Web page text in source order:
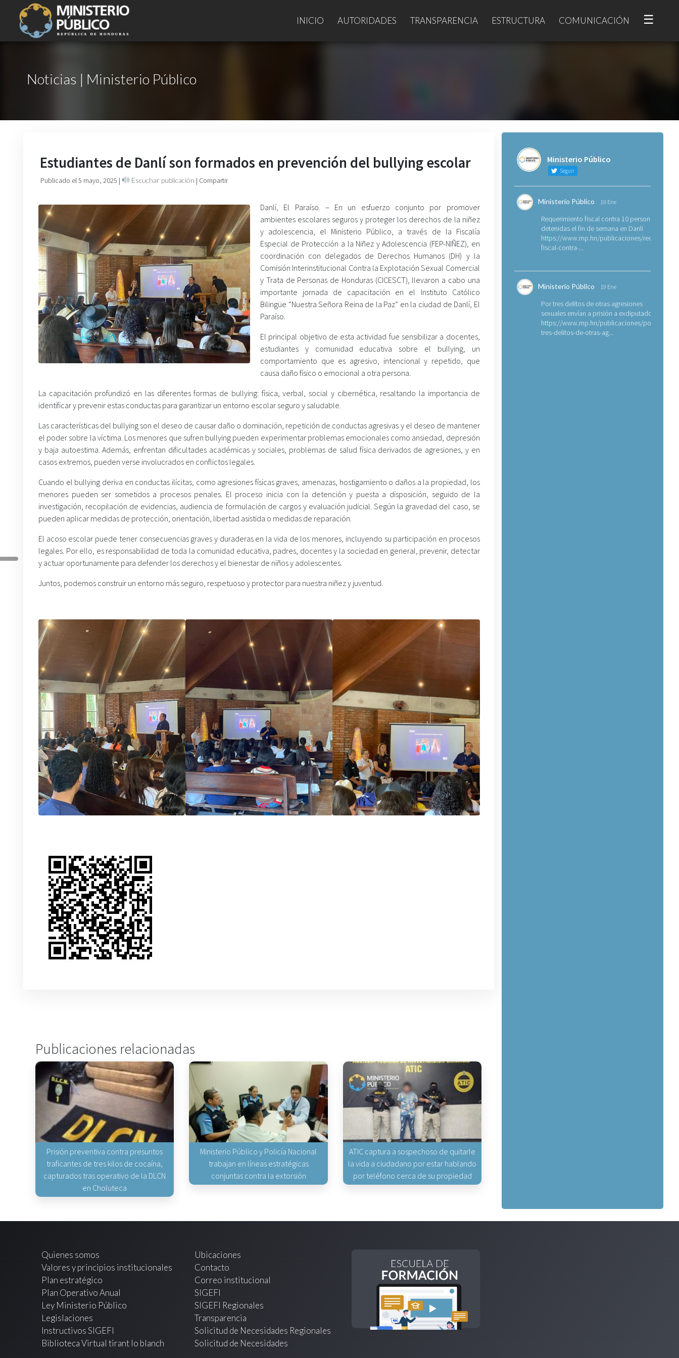
INICIO AUTORIDADES TRANSPARENCIA ESTRUCTURA COMUNICACIÓN ☰
Noticias | Ministerio Público
Estudiantes de Danlí son formados en prevención del bullying escolar
Publicado el 5 mayo, 2025 | Escuchar publicación | Compartir
Danlí, El Paraíso. – En un esfuerzo conjunto por promover
ambientes escolares seguros y proteger los derechos de la niñez
y adolescencia, el Ministerio Público, a través de la Fiscalía
Especial de Protección a la Niñez y Adolescencia (FEP-NIÑEZ), en
coordinación con delegados de Derechos Humanos (DH) y la
Comisión Interinstitucional Contra la Explotación Sexual Comercial
y Trata de Personas de Honduras (CICESCT), llevaron a cabo una
importante jornada de capacitación en el Instituto Católico
Bilingüe “Nuestra Señora Reina de la Paz” en la ciudad de Danlí, El
Paraíso.
El principal objetivo de esta actividad fue sensibilizar a docentes,
estudiantes y comunidad educativa sobre el bullying, un
comportamiento que es agresivo, intencional y repetido, que
causa daño físico o emocional a otra persona.
La capacitación profundizó en las diferentes formas de bullying: física, verbal, social y cibernética, resaltando la importancia de
identificar y prevenir estas conductas para garantizar un entorno escolar seguro y saludable.
Las características del bullying son el deseo de causar daño o dominación, repetición de conductas agresivas y el deseo de mantener
el poder sobre la víctima. Los menores que sufren bullying pueden experimentar problemas emocionales como ansiedad, depresión
y baja autoestima. Además, enfrentan dificultades académicas y sociales, problemas de salud física derivados de agresiones, y en
casos extremos, pueden verse involucrados en conflictos legales.
Cuando el bullying deriva en conductas ilícitas, como agresiones físicas graves, amenazas, hostigamiento o daños a la propiedad, los
menores pueden ser sometidos a procesos penales. El proceso inicia con la detención y puesta a disposición, seguido de la
investigación, recopilación de evidencias, audiencia de formulación de cargos y evaluación judicial. Según la gravedad del caso, se
pueden aplicar medidas de protección, orientación, libertad asistida o medidas de reparación.
El acoso escolar puede tener consecuencias graves y duraderas en la vida de los menores, incluyendo su participación en procesos
legales. Por ello, es responsabilidad de toda la comunidad educativa, padres, docentes y la sociedad en general, prevenir, detectar
y actuar oportunamente para defender los derechos y el bienestar de niños y adolescentes.
Juntos, podemos construir un entorno más seguro, respetuoso y protector para nuestra niñez y juventud.
Publicaciones relacionadas
Prisión preventiva contra presuntos
traficantes de tres kilos de cocaína,
capturados tras operativo de la DLCN
en Choluteca
Ministerio Público y Policía Nacional
trabajan en líneas estratégicas
conjuntas contra la extorsión
ATIC captura a sospechoso de quitarle
la vida a ciudadano por estar hablando
por teléfono cerca de su propiedad
Ministerio Público
Seguir
Ministerio Público 19 Ene
Requerimiento fiscal contra 10 personas
detenidas el fin de semana en Danlí
https://www.mp.hn/publicaciones/
fiscal-contra-...
Ministerio Público 19 Ene
Por tres delitos de otras agresiones
sexuales envían a prisión a exdiputado
https://www.mp.hn/publicaciones/por-
tres-delitos-de-otras-ag...
Quienes somos
Valores y principios institucionales
Plan estratégico
Plan Operativo Anual
Ley Ministerio Público
Legislaciones
Instructivos SIGEFI
Biblioteca Virtual tirant lo blanch
Ubicaciones
Contacto
Correo institucional
SIGEFI
SIGEFI Regionales
Transparencia
Solicitud de Necesidades Regionales
Solicitud de Necesidades